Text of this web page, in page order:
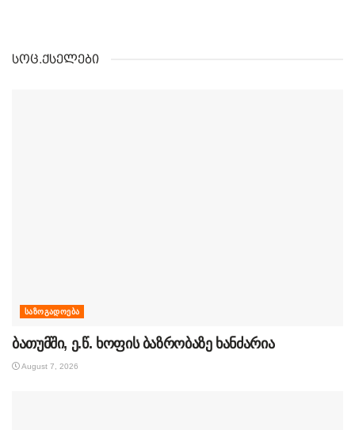
სოც.ქსელები
ᲡᲐᲖᲝᲒᲐᲓᲝᲔᲑᲐ
ბათუმში, ე.წ. ხოფის ბაზრობაზე ხანძარია
August 7, 2026